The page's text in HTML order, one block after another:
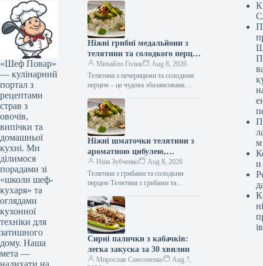
«Шеф Повар»
— кулінарний
портал з
рецептами
страв з
овочів,
випічки та
домашньої
кухні. Ми
ділимося
порадами зі
«школи шеф-
кухаря» та
оглядами
кухонної
техніки для
затишного
дому. Наша
мета —
надихати на
Ніжні грибні медальйони з
телятини та солодкого перцю:
покроковий рецепт із фото
Михайло Голик
Aug 8, 2026
Телятина з печерицями та солодким
перцем – це чудова збалансована
м’ясо приготувалося швидко,
залишаючись м’яким…
Ніжні шматочки телятини з
ароматною цибулею,
соковитими грибами та
солодким болгарським
перцем: швидкий рецепт за
Ніна Зубченко
Aug 8, 2026
Телятина з грибами та солодким
перцем Телятина з грибами та
Телятина з печерицями та болгарським
перцем…
Сирні палички з кабачків:
легка закуска за 30 хвилин
Мирослав Самсоненко
Aug 7,
м
и
ів